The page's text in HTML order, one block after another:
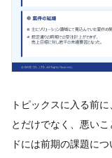
トピックスに入る前
とだけでなく、悪い
ドには前期の課題に